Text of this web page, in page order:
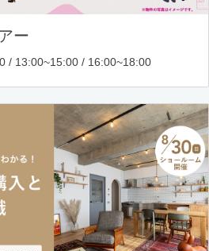
ー
/ 13:00~15:00 / 16:00~18:00